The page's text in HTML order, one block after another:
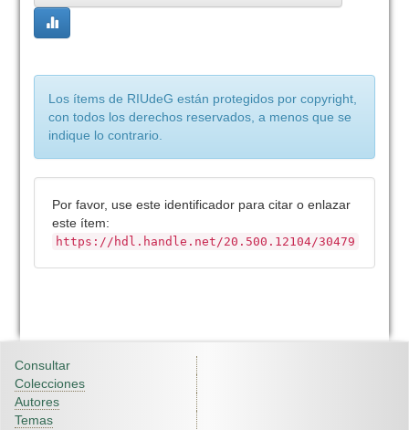
Los ítems de RIUdeG están protegidos por copyright,
con todos los derechos reservados, a menos que se
indique lo contrario.
Por favor, use este identificador para citar o enlazar
este ítem:
https://hdl.handle.net/20.500.12104/30479
Consultar
Colecciones
Autores
Temas